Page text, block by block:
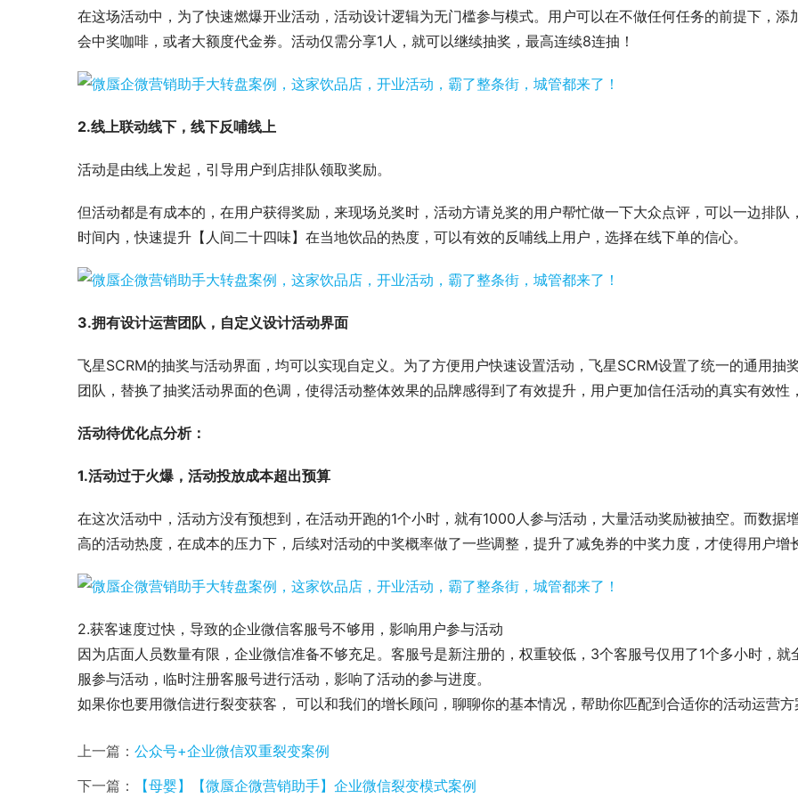
在这场活动中，为了快速燃爆开业活动，活动设计逻辑为无门槛参与模式。用户可以在不做任何任务的前提下，
会中奖咖啡，或者大额度代金券。活动仅需分享1人，就可以继续抽奖，最高连续8连抽！
2.线上联动线下，线下反哺线上
活动是由线上发起，引导用户到店排队领取奖励。
但活动都是有成本的，在用户获得奖励，来现场兑奖时，活动方请兑奖的用户帮忙做一下大众点评，可以一边排
时间内，快速提升【人间二十四味】在当地饮品的热度，可以有效的反哺线上用户，选择在线下单的信心。
3.拥有设计运营团队，自定义设计活动界面
飞星SCRM的抽奖与活动界面，均可以实现自定义。为了方便用户快速设置活动，飞星SCRM设置了统一的通用抽
团队，替换了抽奖活动界面的色调，使得活动整体效果的品牌感得到了有效提升，用户更加信任活动的真实有效性
活动待优化点分析：
1.活动过于火爆，活动投放成本超出预算
在这次活动中，活动方没有预想到，在活动开跑的1个小时，就有1000人参与活动，大量活动奖励被抽空。而数据
高的活动热度，在成本的压力下，后续对活动的中奖概率做了一些调整，提升了减免券的中奖力度，才使得用户增
2.获客速度过快，导致的企业微信客服号不够用，影响用户参与活动
因为店面人员数量有限，企业微信准备不够充足。客服号是新注册的，权重较低，3个客服号仅用了1个多小时，
服参与活动，临时注册客服号进行活动，影响了活动的参与进度。
如果你也要用微信进行裂变获客， 可以和我们的增长顾问，聊聊你的基本情况，帮助你匹配到合适你的活动运营方
上一篇： 公众号+企业微信双重裂变案例
下一篇：
【母婴】【微蜃企微营销助手】企业微信裂变模式案例